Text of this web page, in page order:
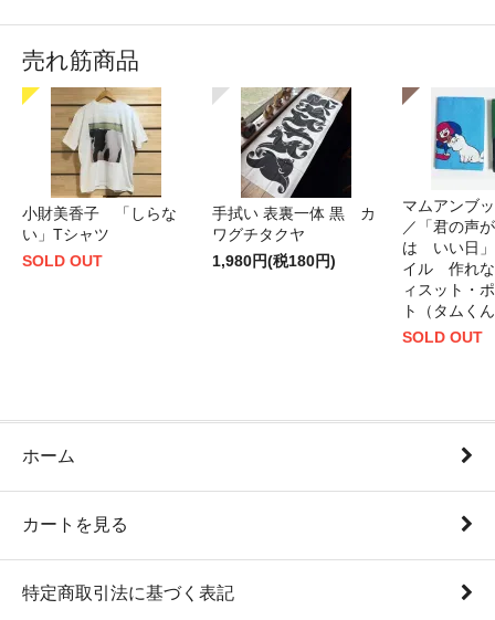
売れ筋商品
小財美香子 「しらな
い」Tシャツ
SOLD OUT
手拭い 表裏一体 黒 カ
ワグチタクヤ
1,980円(税180円)
マムアンブ
／「君の声
は いい日」
イル 作れ
ィスット・
ト（タムく
SOLD OUT
ホーム
カートを見る
特定商取引法に基づく表記